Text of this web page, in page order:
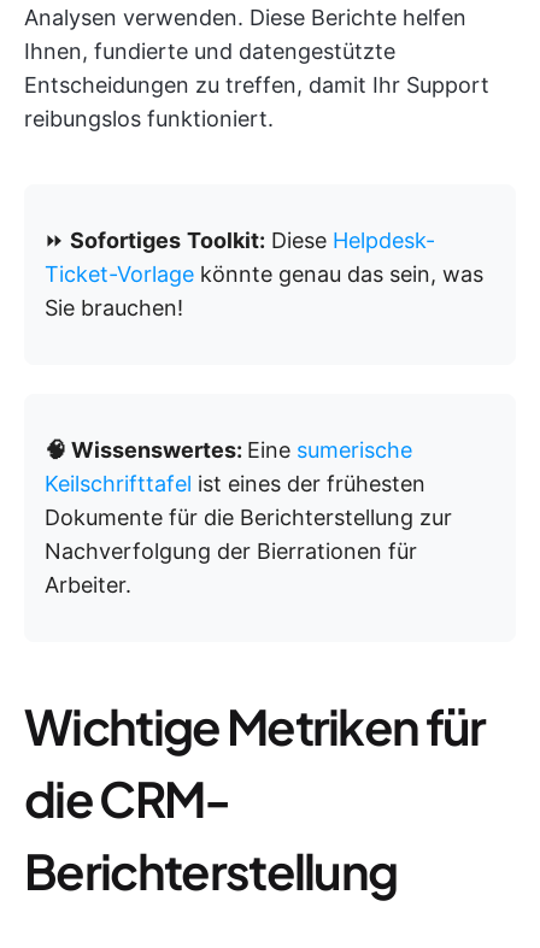
Analysen verwenden. Diese Berichte helfen
Ihnen, fundierte und datengestützte
Entscheidungen zu treffen, damit Ihr Support
reibungslos funktioniert.
⏩ Sofortiges Toolkit: Diese Helpdesk-
Ticket-Vorlage könnte genau das sein, was
Sie brauchen!
🧠 Wissenswertes: Eine sumerische
Keilschrifttafel ist eines der frühesten
Dokumente für die Berichterstellung zur
Nachverfolgung der Bierrationen für
Arbeiter.
Wichtige Metriken für
die CRM-
Berichterstellung